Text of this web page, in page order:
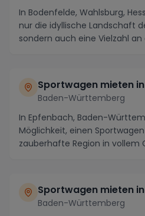
In Bodenfelde, Wahlsburg,
nur die idyllische Landschaft
sondern auch eine Vielzahl
Sportwagen mieten
Baden-Württemberg
In Epfenbach, Baden-
Möglichkeit, einen
zauberhafte Region in vollem
Sportwagen mieten
Baden-Württemberg